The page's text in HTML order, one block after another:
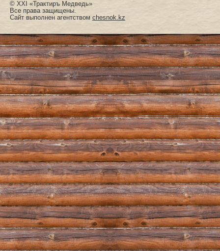
© XXI «Трактиръ Медведь»
Все права защищены.
Сайт выполнен агентством chesnok.kz